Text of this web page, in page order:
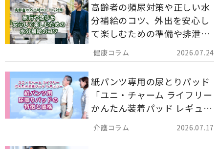
2026.07.24
高齢者の頻尿対策や正しい水
分補給のコツ、外出を安心し
て楽しむための準備や排泄ケ
ア用品の選び方を解説しま
す。
2026.07.17
紙パンツ専用の尿とりパッド
「ユニ・チャーム ライフリー
かんたん装着パッド レギュラ
ー 計162枚」について解説し
ます。